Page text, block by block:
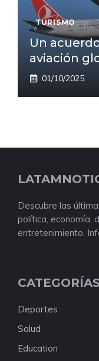
TURISMO
Un
aviación
01/10/2025
Descubre las
política, economía,
entretenimiento.
CATEGORÍAS
Deportes
Salud
Education